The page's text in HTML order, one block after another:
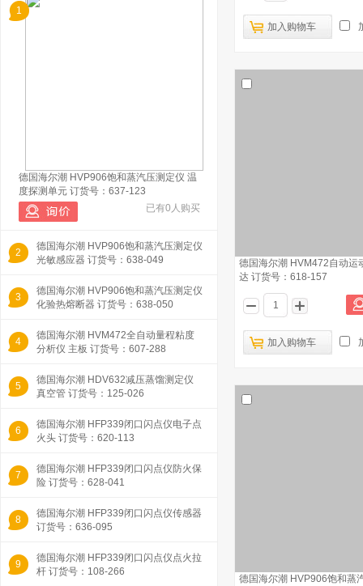
1
德国海尔潮 HVP906饱和蒸汽压测定仪 温
度探测单元 订货号：637-123
已有0人购买
2
德国海尔潮 HVP906饱和蒸汽压测定仪
光敏感应器 订货号：638-049
3
德国海尔潮 HVP906饱和蒸汽压测定仪
化验热熔断器 订货号：638-050
4
德国海尔潮 HVM472全自动量程粘度
分析仪 主板 订货号：607-288
5
德国海尔潮 HDV632减压蒸馏测定仪
真空管 订货号：125-026
6
德国海尔潮 HFP339闭口闪点仪电子点
火头 订货号：620-113
7
德国海尔潮 HFP339闭口闪点仪防火保
险 订货号：628-041
8
德国海尔潮 HFP339闭口闪点仪传感器
订货号：636-095
9
德国海尔潮 HFP339闭口闪点仪点火拉
杆 订货号：108-266
加入购物车
德国海尔潮 HVM472自动运
达 订货号：618-157
加入购物车
德国海尔潮 HVP906饱和蒸